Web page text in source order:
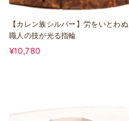
【カレン族シルバー】労をいとわぬ
職人の技が光る指輪
¥10,780